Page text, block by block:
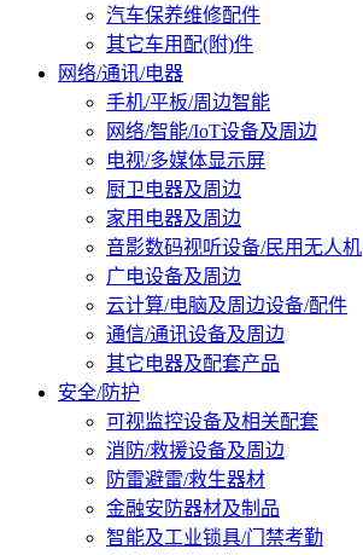
汽车保养维修配件
其它车用配(附)件
网络/通讯/电器
手机/平板/周边智能
网络/智能/IoT设备及周边
电视/多媒体显示屏
厨卫电器及周边
家用电器及周边
音影数码视听设备/民用无人机
广电设备及周边
云计算/电脑及周边设备/配件
通信/通讯设备及周边
其它电器及配套产品
安全/防护
可视监控设备及相关配套
消防/救援设备及周边
防雷避雷/救生器材
金融安防器材及制品
智能及工业锁具/门禁考勤